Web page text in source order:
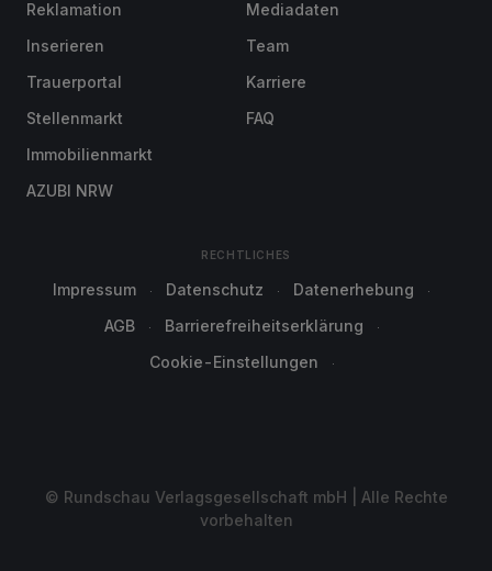
Reklamation
Inserieren
Trauerportal
Stellenmarkt
Immobilienmarkt
AZUBI NRW
Mediadaten
Team
Karriere
FAQ
RECHTLICHES
Impressum Datenschutz
Datenerhebung
AGB
Barrierefreiheitserklärung
Cookie-Einstellungen
© Rundschau Verlagsgesellschaft mbH | Alle Rechte
vorbehalten